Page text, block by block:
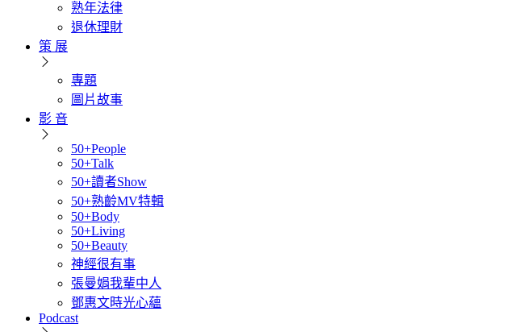
熟年法律
退休理財
策 展
專題
圖片故事
影 音
50+People
50+Talk
50+讀者Show
50+熟齡MV特輯
50+Body
50+Living
50+Beauty
神經很有事
張曼娟我輩中人
鄧惠文時光心蘊
Podcast